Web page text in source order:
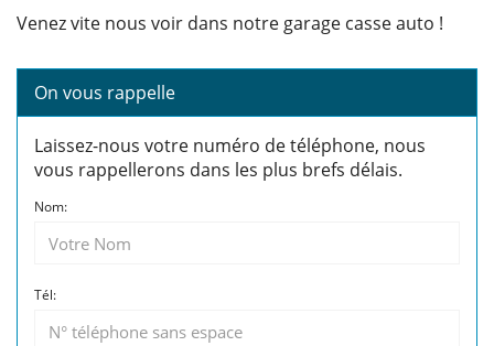
Venez vite nous voir dans notre garage casse auto !
On vous rappelle
Laissez-nous votre numéro de téléphone, nous
vous rappellerons dans les plus brefs délais.
Nom:
Tél: